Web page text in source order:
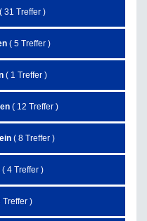
( 31 Treffer )
( 5 Treffer )
( 1 Treffer )
( 12 Treffer )
( 8 Treffer )
( 4 Treffer )
Treffer )